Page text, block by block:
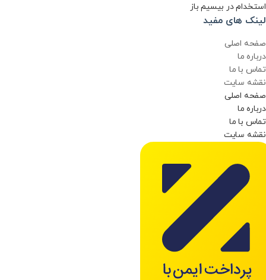
استخدام در بیسیم باز
لینک های مفید
صفحه اصلی
درباره ما
تماس با ما
نقشه سایت
صفحه اصلی
درباره ما
تماس با ما
نقشه سایت